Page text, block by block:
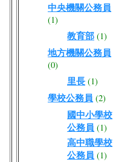
中央機關公務員
(1)
教育部 (1)
地方機關公務員
(0)
里長 (1)
學校公務員 (2)
國中小學校
公務員 (1)
高中職學校
公務員 (1)